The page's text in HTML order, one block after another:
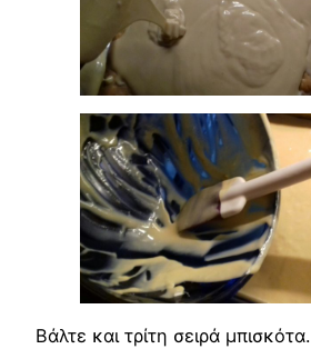
Βάλτε και τρίτη σειρά μπισκότα.